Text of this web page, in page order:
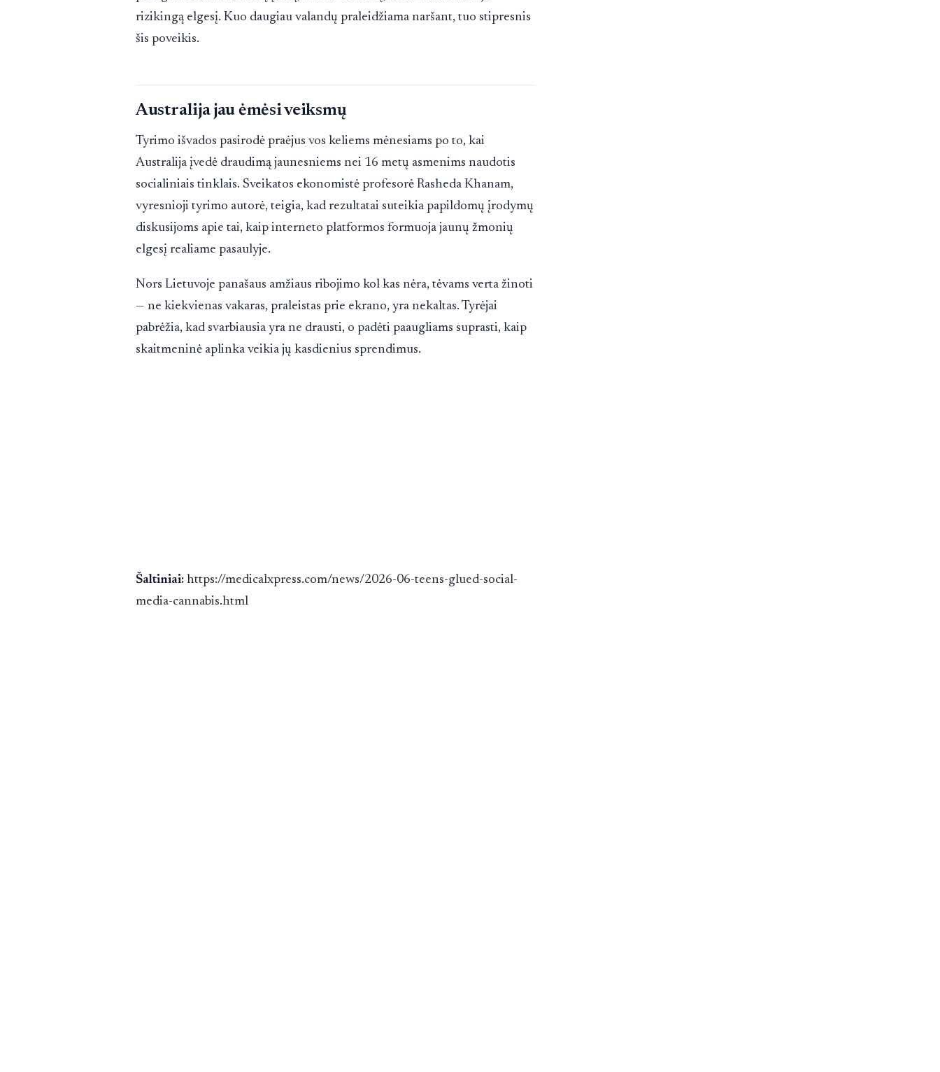
rizikingą elgesį. Kuo daugiau valandų praleidžiama naršant, tuo stipresnis
šis poveikis.
Australija jau ėmėsi veiksmų
Tyrimo išvados pasirodė praėjus vos keliems mėnesiams po to, kai
Australija įvedė draudimą jaunesniems nei 16 metų asmenims naudotis
socialiniais tinklais. Sveikatos ekonomistė profesorė Rasheda Khanam,
vyresnioji tyrimo autorė, teigia, kad rezultatai suteikia papildomų įrodymų
diskusijoms apie tai, kaip interneto platformos formuoja jaunų žmonių
elgesį realiame pasaulyje.
Nors Lietuvoje panašaus amžiaus ribojimo kol kas nėra, tėvams verta žinoti
— ne kiekvienas vakaras, praleistas prie ekrano, yra nekaltas. Tyrėjai
pabrėžia, kad svarbiausia yra ne drausti, o padėti paaugliams suprasti, kaip
skaitmeninė aplinka veikia jų kasdienius sprendimus.
Šaltiniai: https://medicalxpress.com/news/2026-06-teens-glued-social-
media-cannabis.html